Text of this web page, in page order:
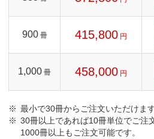
900 冊 415,800 円
1,000 冊 458,000 円
最小で30冊からご注文いただけます
30冊以上であれば10冊単位でご注
1000冊以上もご注文可能です。